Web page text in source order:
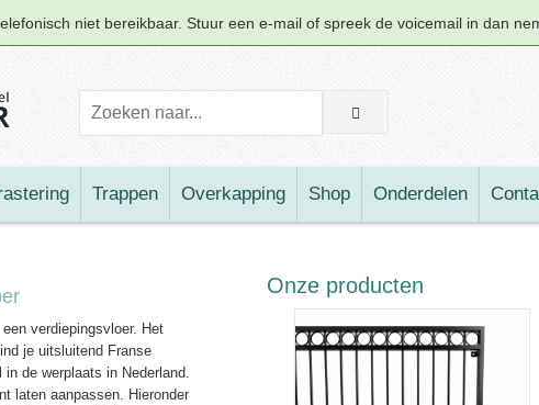
niet bereikbaar. Stuur een e-mail of spreek de voicemail in dan
Trappen Overkapping Shop Onderdelen
verdiepingsvloer. Het
je uitsluitend Franse
de werplaats in Nederland.
laten aanpassen. Hieronder
Onze producten